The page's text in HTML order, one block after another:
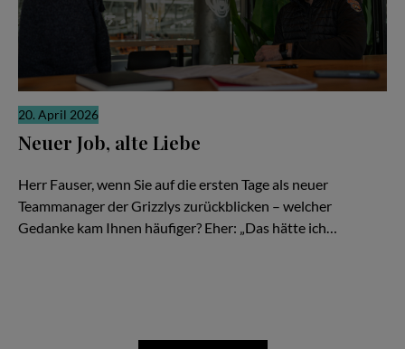
20. April 2026
Neuer Job, alte Liebe
Herr Fauser, wenn Sie auf die ersten Tage als neuer
Teammanager der Grizzlys zurückblicken – welcher
Gedanke kam Ihnen häufiger? Eher: „Das hätte ich…